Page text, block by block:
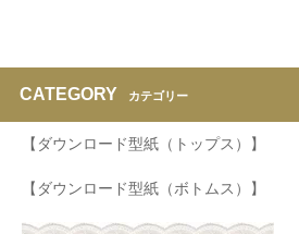
CATEGORY カテゴリー
【ダウンロード型紙（トップス）】
【ダウンロード型紙（ボトムス）】